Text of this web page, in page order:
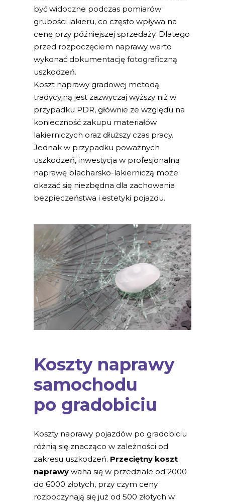
być widoczne podczas pomiarów
grubości lakieru, co często wpływa na
cenę przy późniejszej sprzedaży. Dlatego
przed rozpoczęciem naprawy warto
wykonać dokumentację fotograficzną
uszkodzeń.
Koszt naprawy gradowej metodą
tradycyjną jest zazwyczaj wyższy niż w
przypadku PDR, głównie ze względu na
konieczność zakupu materiałów
lakierniczych oraz dłuższy czas pracy.
Jednak w przypadku poważnych
uszkodzeń, inwestycja w profesjonalną
naprawę blacharsko-lakierniczą może
okazać się niezbędna dla zachowania
bezpieczeństwa i estetyki pojazdu.
Koszty naprawy
samochodu
po gradobiciu
Koszty naprawy pojazdów po gradobiciu
różnią się znacząco w zależności od
zakresu uszkodzeń. Przeciętny koszt
naprawy waha się w przedziale od 2000
do 6000 złotych, przy czym ceny
rozpoczynają się już od 500 złotych w